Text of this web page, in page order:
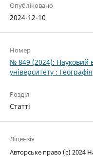
Опубліковано
2024-12-10
Номер
№ 849 (2024): Науковий
університету : Географія
Розділ
Статті
Ліцензія
Авторське право (c) 2024